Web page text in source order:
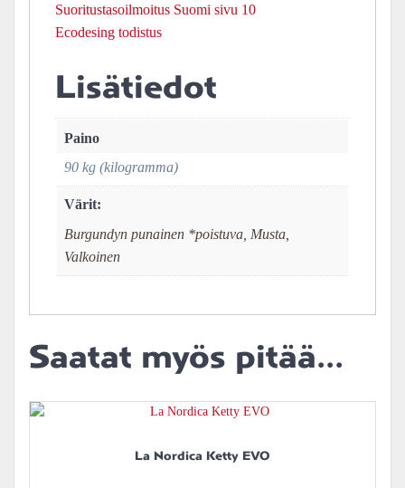
Suoritustasoilmoitus Suomi sivu 10
Ecodesing todistus
Lisätiedot
Paino
90 kg (kilogramma)
Värit:
Burgundyn punainen *poistuva, Musta,
Valkoinen
Saatat myös pitää...
La Nordica Ketty EVO